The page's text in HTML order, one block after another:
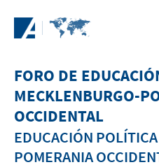
FORO DE
MECKLENBURGO-
OCCIDENTAL
EDUCACIÓN
POMERANIA